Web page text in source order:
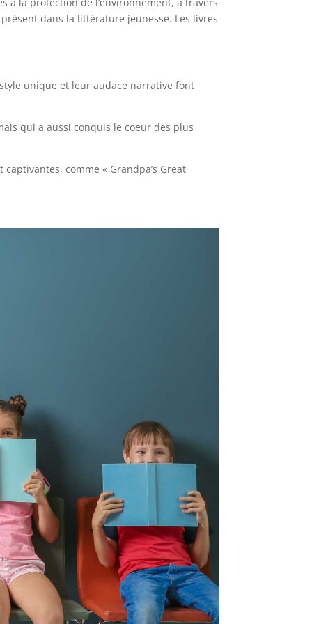
dans la littérature jeunesse. Les livres
unique et leur audace narrative font
qui a aussi conquis le coeur des plus
comme « Grandpa’s Great